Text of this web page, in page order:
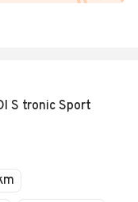
S tronic Sport